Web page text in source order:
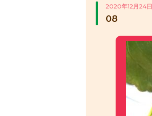
2020年12月24日
08